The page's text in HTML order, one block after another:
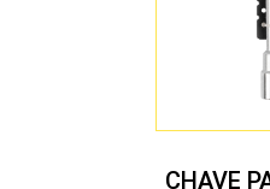
CHAVE